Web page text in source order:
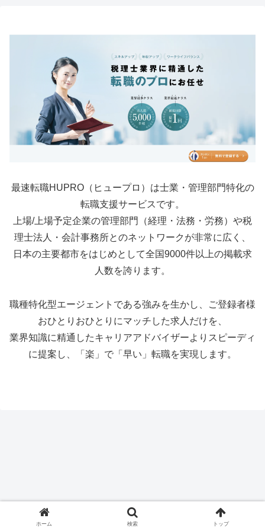
最速転職HUPRO（ヒュープロ）は士業・管理部門特化の
転職支援サービスです。
上場/上場予定企業の管理部門（経理・法務・労務）や税
理士法人・会計事務所とのネットワークが非常に広く、
日本の主要都市をはじめとして全国9000件以上の掲載求
人数を誇ります。
職種特化型エージェントである強みを生かし、ご登録者様
おひとりおひとりにマッチした求人だけを、
業界知識に精通したキャリアアドバイザーよりスピーディ
に提案し、「楽」で「早い」転職を実現します。
ホーム 検索 トップ